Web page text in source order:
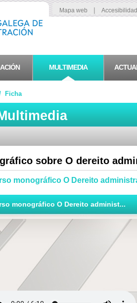
Mapa web |
MULTIMEDIA
Ficha
sobre O dereito
monográfico O Dereito
monográfico O Dereito administ...